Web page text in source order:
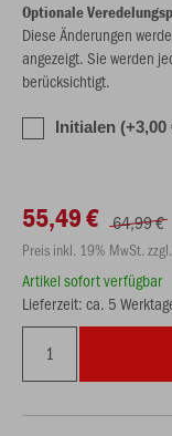
Optionale
Diese Änderungen
angezeigt. Sie werden
berücksichtigt.
Initialen (+3,00
55,49 € 64,99 €
Preis inkl. 19% MwSt.
Artikel sofort verfügbar
Lieferzeit: ca. 5